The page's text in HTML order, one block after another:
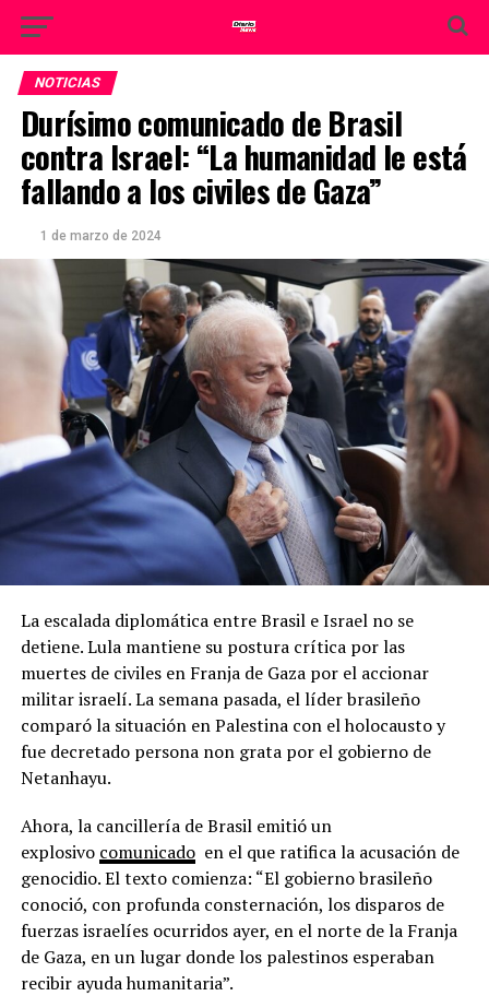
NOTICIAS
Durísimo comunicado de Brasil
contra Israel: “La humanidad le está
fallando a los civiles de Gaza”
1 de marzo de 2024
La escalada diplomática entre Brasil e Israel no se
detiene. Lula mantiene su postura crítica por las
muertes de civiles en Franja de Gaza por el accionar
militar israelí. La semana pasada, el líder brasileño
comparó la situación en Palestina con el holocausto y
fue decretado persona non grata por el gobierno de
Netanhayu.
Ahora, la cancillería de Brasil emitió un
explosivo comunicadoen el que ratifica la acusación de
genocidio. El texto comienza: “El gobierno brasileño
conoció, con profunda consternación, los disparos de
fuerzas israelíes ocurridos ayer, en el norte de la Franja
de Gaza, en un lugar donde los palestinos esperaban
recibir ayuda humanitaria”.